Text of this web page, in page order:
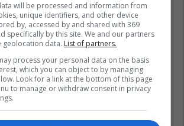
will be processed and information from
unique identifiers, and other device
by, accessed by and shared with 369
specifically by this site. We and our partners
geolocation data. List of partners.
process your personal data on the basis
which you can object to by managing
Look for a link at the bottom of this page
to manage or withdraw consent in privacy